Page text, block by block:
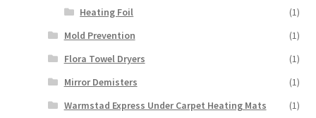
Heating Foil
(1)
Mold Prevention
(1)
Flora Towel Dryers
(1)
Mirror Demisters
(1)
Warmstad Express Under Carpet Heating Mats
(1)